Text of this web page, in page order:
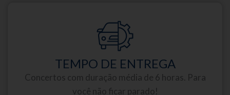
TEMPO DE ENTREGA
Concertos com duração média de 6 horas. Para
você não ficar parado!